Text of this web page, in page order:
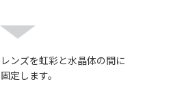
レンズを虹彩と水晶体の間に
固定します。